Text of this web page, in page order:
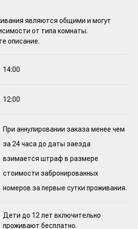
являются общими и могут
от типа комнаты.
описание.
14:00
12:00
При аннулировании заказа менее чем
за 24 часа до даты заезда
взимается штраф в размере
стоимости забронированных
номеров за первые сутки проживания.
Дети до 12 лет включительно
проживают бесплатно.